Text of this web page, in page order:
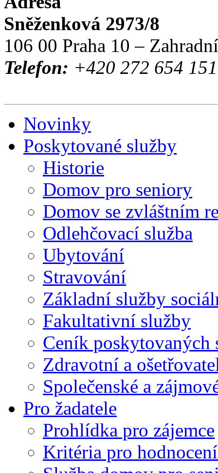
Sněženková 2973/8
106 00 Praha 10 –
Telefon: +420 272 654
Novinky
Poskytované služby
Historie
Domov pro seniory
Domov se zvláštním
Odlehčovací služba
Ubytování
Stravování
Základní služby
Fakultativní služby
Ceník poskytovaných
Zdravotní a
Společenské a
Pro žadatele
Prohlídka pro zájemce
Kritéria pro